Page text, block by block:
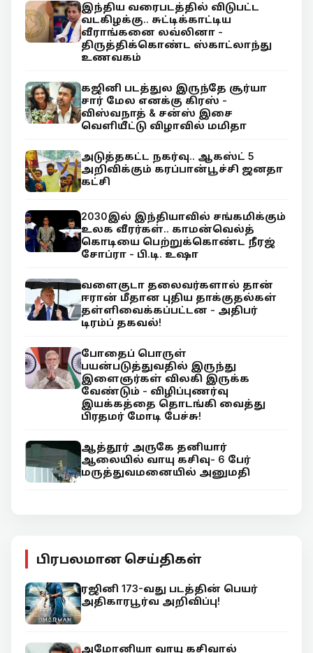
இந்திய வரைபடத்தில் விடுபட்ட
வடகிழக்கு.. சுட்டிக்காட்டிய
வீராங்கனை லவ்லினா -
திருத்திக்கொண்ட ஸ்காட்லாந்து
உணவகம்
கஜினி படத்துல இருந்தே சூர்யா
சார் மேல எனக்கு கிரஸ் -
விஸ்வநாத் & சன்ஸ் இசை
வெளியீட்டு விழாவில் மமிதா
அடுத்தகட்ட நகர்வு.. ஆகஸ்ட் 5
அறிவிக்கும் கரப்பான்பூச்சி ஜனதா
கட்சி
2030இல் இந்தியாவில் சங்கமிக்கும்
உலக வீரர்கள்.. காமன்வெல்த்
கொடியை பெற்றுக்கொண்ட நீரஜ்
சோப்ரா - பி.டி. உஷா
வளைகுடா தலைவர்களால் தான்
ஈரான் மீதான புதிய தாக்குதல்கள்
தள்ளிவைக்கப்பட்டன - அதிபர்
டிரம்ப் தகவல்!
போதைப் பொருள்
பயன்படுத்துவதில் இருந்து
இளைஞர்கள் விலகி இருக்க
வேண்டும் - விழிப்புணர்வு
இயக்கத்தை தொடங்கி வைத்து
பிரதமர் மோடி பேச்சு!
ஆத்தூர் அருகே தனியார்
ஆலையில் வாயு கசிவு- 6 பேர்
மருத்துவமனையில் அனுமதி
பிரபலமான செய்திகள்
ரஜினி 173-வது படத்தின் பெயர்
அதிகாரபூர்வ அறிவிப்பு!
அமோனியா வாயு கசிவால்